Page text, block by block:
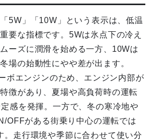
5W」「10W」という表示は、低温
要な指標です。5Wは氷点下の冷え
ーズに潤滑を始める一方、10Wは
場の始動性にやや差が出ます。
ボエンジンのため、エンジン内部が
徴があり、夏場や高負荷時の運転
感を発揮。一方で、冬の寒冷地や
OFFがある街乗り中心の運転では
。走行環境や季節に合わせて使い分